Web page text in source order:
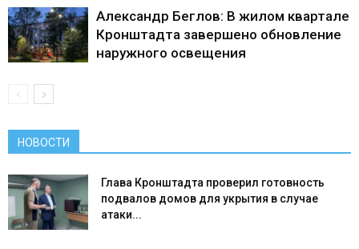
Александр Беглов: В жилом квартале
Кронштадта завершено обновление
наружного освещения
НОВОСТИ
Глава Кронштадта проверил готовность
подвалов домов для укрытия в случае
атаки...